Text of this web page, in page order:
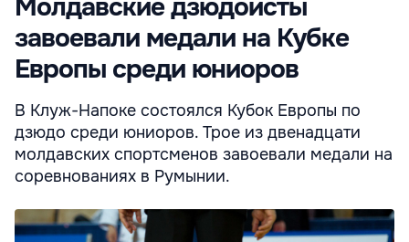
Молдавские дзюдоисты
завоевали медали на Кубке
Европы среди юниоров
В Клуж-Напоке состоялся Кубок Европы по
дзюдо среди юниоров. Трое из двенадцати
молдавских спортсменов завоевали медали на
соревнованиях в Румынии.